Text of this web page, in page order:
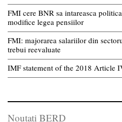
FMI cere BNR sa intareasca
modifice legea pensiilor
FMI: majorarea salariilor din
trebui reevaluate
IMF statement of the 2018 Article
Noutati BERD